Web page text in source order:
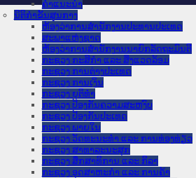
ຄໍາແນະນໍາ
ນິຕິກຳຂັ້ນສູນກາງ
ຫ້ອງວ່າການສໍານັກງານປະທານປະເທດ
ສະພາແຫ່ງຊາດ
ຫ້ອງວ່າການສຳນັກງານນາຍົກລັດຖະມົນຕີ
ກະຊວງ ກະສິກຳ ແລະ ສິ່ງແວດລ້ອມ
ກະຊວງ ການຕ່າງປະເທດ
ກະຊວງ ການເງິນ
ກະຊວງ ຍຸຕິທໍາ
ກະຊວງ ປ້ອງກັນຄວາມສະຫງົບ
ກະຊວງ ປ້ອງກັນປະເທດ
ກະຊວງ ພາຍໃນ
ກະຊວງ ວັດທະນະທຳ ແລະ ການທ່ອງທ່ຽວ
ກະຊວງ ສາທາລະນະສຸກ
ກະຊວງ ສຶກສາທິການ ແລະ ກິລາ
ກະຊວງ ອຸດສາຫະກຳ ແລະ ການຄ້າ